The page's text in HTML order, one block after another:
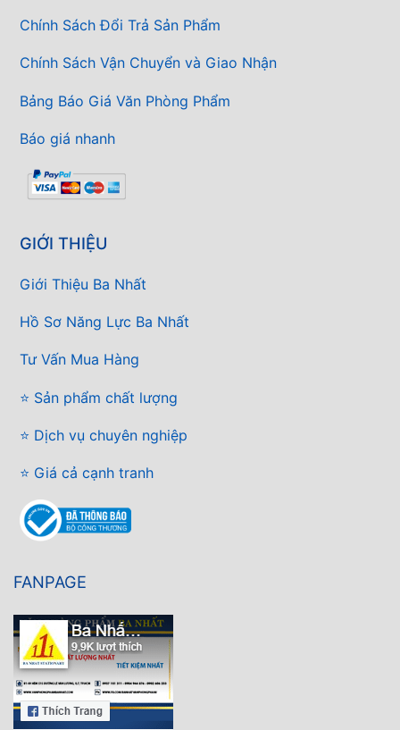
Chính Sách Đổi Trả Sản Phẩm
Chính Sách Vận Chuyển và Giao Nhận
Bảng Báo Giá Văn Phòng Phẩm
Báo giá nhanh
GIỚI THIỆU
Giới Thiệu Ba Nhất
Hồ Sơ Năng Lực Ba Nhất
Tư Vấn Mua Hàng
⭐ Sản phẩm chất lượng
⭐ Dịch vụ chuyên nghiệp
⭐ Giá cả cạnh tranh
FANPAGE